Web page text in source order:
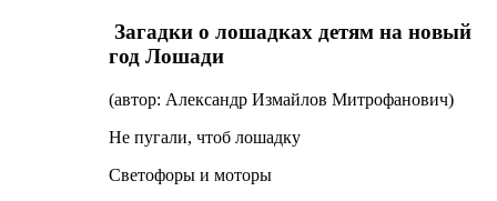
Загадки о лошадках детям на новый
год Лошади
(автор: Александр Измайлов Митрофанович)
Не пугали, чтоб лошадку
Светофоры и моторы